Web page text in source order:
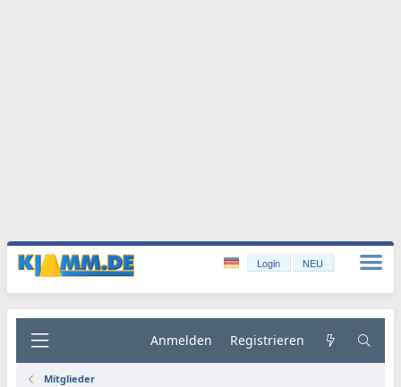
Login NEU
Anmelden Registrieren
Mitglieder